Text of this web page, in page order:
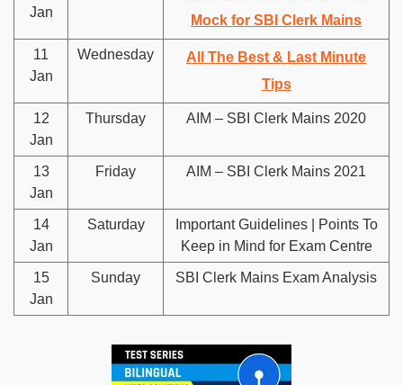
Jan
Mock for SBI Clerk Mains
11
Jan
Wednesday
All The Best & Last Minute
Tips
12
Jan
Thursday AIM – SBI Clerk Mains 2020
13
Jan
Friday AIM – SBI Clerk Mains 2021
14
Jan
Saturday
Important Guidelines | Points To
Keep in Mind for Exam Centre
15
Jan
Sunday SBI Clerk Mains Exam Analysis